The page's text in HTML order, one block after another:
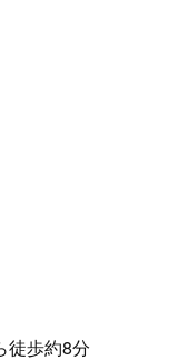
徒歩約8分